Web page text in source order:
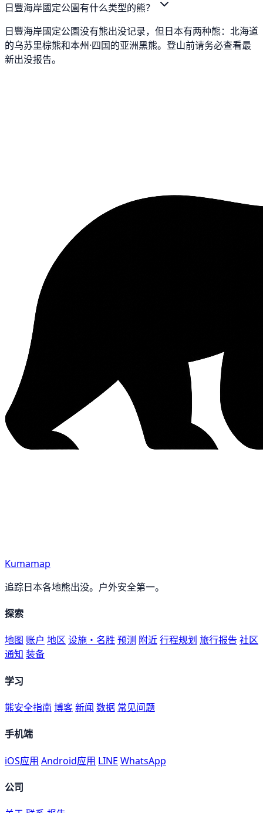
日豐海岸國定公園有什么类型的熊？
日豐海岸國定公園没有熊出没记录，但日本有两种熊：北海道
的乌苏里棕熊和本州·四国的亚洲黑熊。登山前请务必查看最
新出没报告。
Kumamap
追踪日本各地熊出没。户外安全第一。
探索
地图 账户 地区设施・名胜预测 附近行程规划 旅行报告 社区
通知 装备
学习
熊安全指南 博客新闻 数据 常见问题
手机端
iOS应用 Android应用 LINE WhatsApp
公司